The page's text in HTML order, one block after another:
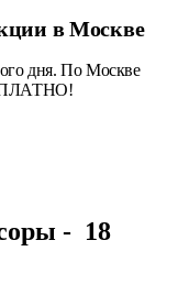
в Москве
дня. По Москве
- 18